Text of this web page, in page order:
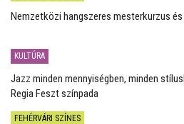
Nemzetközi hangszeres mesterkurzus
KULTÚRA
Jazz minden mennyiségben, minden
Regia Feszt színpada
FEHÉRVÁRI SZÍNES